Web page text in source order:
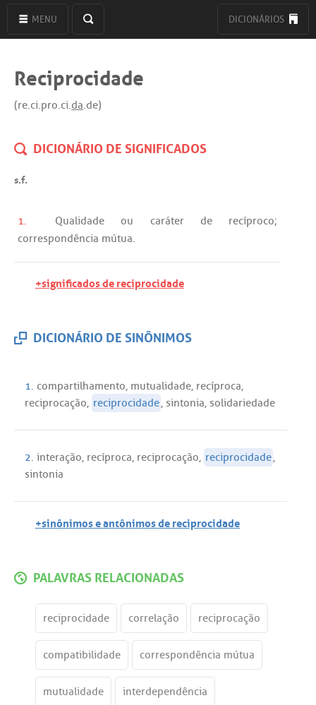
MENU DICIONÁRIOS
Reciprocidade
(re.ci.pro.ci.da.de)
DICIONÁRIO DE SIGNIFICADOS
s.f.
1. Qualidade ou caráter de recíproco;
correspondência mútua.
+significados de reciprocidade
DICIONÁRIO DE SINÔNIMOS
1. compartilhamento, mutualidade, recíproca,
reciprocação, reciprocidade, sintonia, solidariedade
2. interação, recíproca, reciprocação, reciprocidade,
sintonia
+sinônimos e antônimos de reciprocidade
PALAVRAS RELACIONADAS
reciprocidade correlação reciprocação
compatibilidade correspondência mútua
mutualidade interdependência